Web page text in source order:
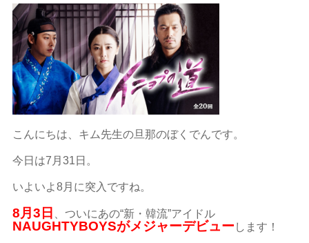
こんにちは、キム先生の旦那のぼくでんです。
今日は7月31日。
いよいよ8月に突入ですね。
8月3日 、ついにあの“新・韓流”アイドル
NAUGHTYBOYSがメジャーデビュー します！